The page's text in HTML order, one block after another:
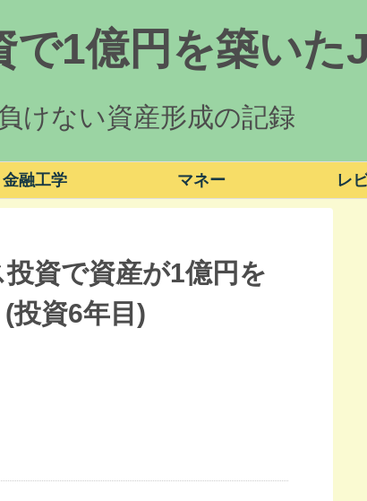
1億円を築いた
けない資産形成の記録
金融工学 マネー レ
資で資産が1億円を
投資6年目)